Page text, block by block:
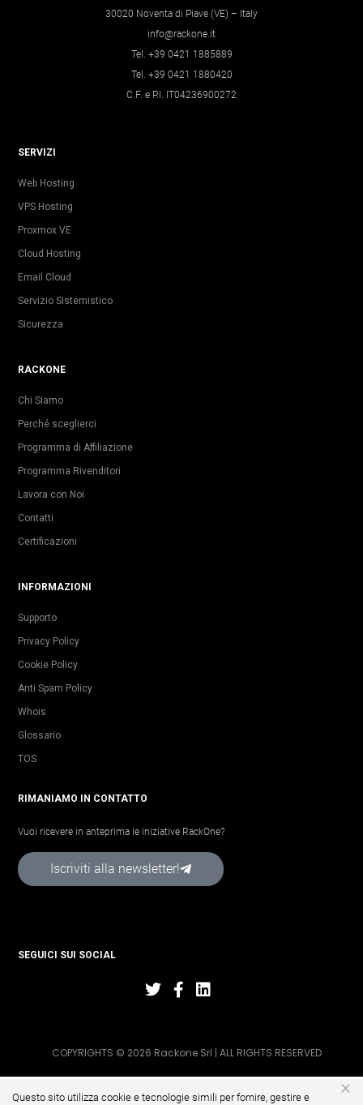
30020 Noventa di Piave (VE) – Italy
info@rackone.it
Tel. +39 0421 1885889
Tel. +39 0421 1880420
C.F. e P.I. IT04236900272
SERVIZI
Web Hosting
VPS Hosting
Proxmox VE
Cloud Hosting
Email Cloud
Servizio Sistemistico
Sicurezza
RACKONE
Chi Siamo
Perché sceglierci
Programma di Affiliazione
Programma Rivenditori
Lavora con Noi
Contatti
Certificazioni
INFORMAZIONI
Supporto
Privacy Policy
Cookie Policy
Anti Spam Policy
Whois
Glossario
TOS
RIMANIAMO IN CONTATTO
Vuoi ricevere in anteprima le iniziative RackOne?
Iscriviti alla newsletter!
SEGUICI SUI SOCIAL
COPYRIGHTS © 2026 Rackone Srl | ALL RIGHTS RESERVED
×
Questo sito utilizza cookie e tecnologie simili per fornire, gestire e